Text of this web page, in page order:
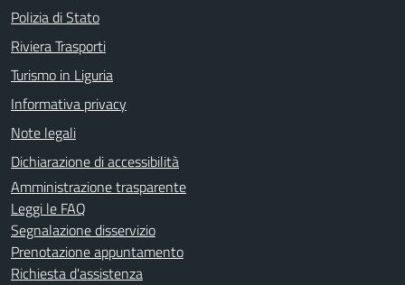
Polizia di Stato
Riviera Trasporti
Turismo in Liguria
Informativa privacy
Note legali
Dichiarazione di accessibilità
Amministrazione trasparente
Leggi le FAQ
Segnalazione disservizio
Prenotazione appuntamento
Richiesta d'assistenza